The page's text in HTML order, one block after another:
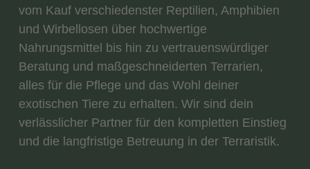
vom Kauf verschiedenster Reptilien, Amphibien
und Wirbellosen über hochwertige
Nahrungsmittel bis hin zu vertrauenswürdiger
Beratung und maßgeschneiderten Terrarien,
alles für die Pflege und das Wohl deiner
exotischen Tiere zu erhalten. Wir sind dein
verlässlicher Partner für den kompletten Einstieg
und die langfristige Betreuung in der Terraristik.